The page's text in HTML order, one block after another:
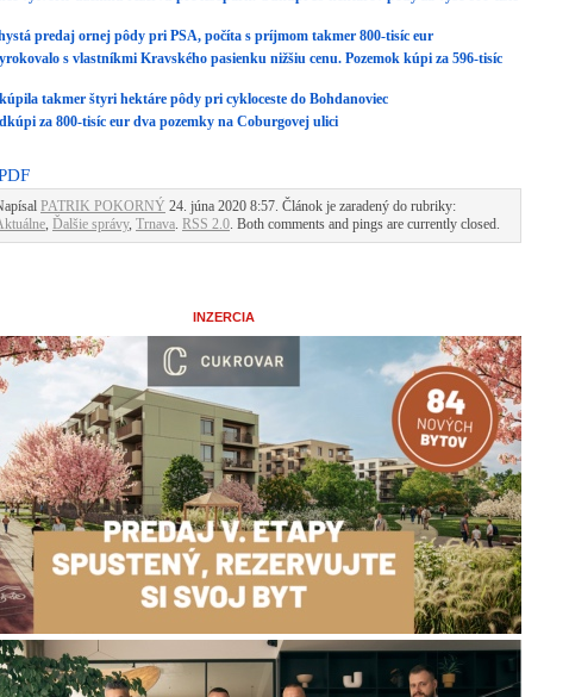
predaj ornej pôdy pri PSA, počíta s príjmom takmer 800-tisíc eur
s vlastníkmi Kravského pasienku nižšiu cenu. Pozemok kúpi za 596-tisíc
takmer štyri hektáre pôdy pri cykloceste do Bohdanoviec
za 800-tisíc eur dva pozemky na Coburgovej ulici
PATRIK POKORNÝ 24. júna 2020 8:57. Článok je zaradený do rubriky:
, Ďalšie správy, Trnava. RSS 2.0. Both comments and pings are currently closed.
INZERCIA